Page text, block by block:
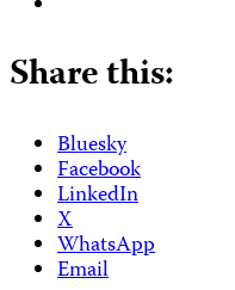
Share this:
Bluesky
Facebook
LinkedIn
X
WhatsApp
Email